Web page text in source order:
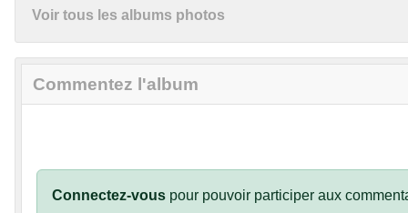
Voir tous les albums photos
Commentez l'album
Connectez-vous pour pouvoir participer aux